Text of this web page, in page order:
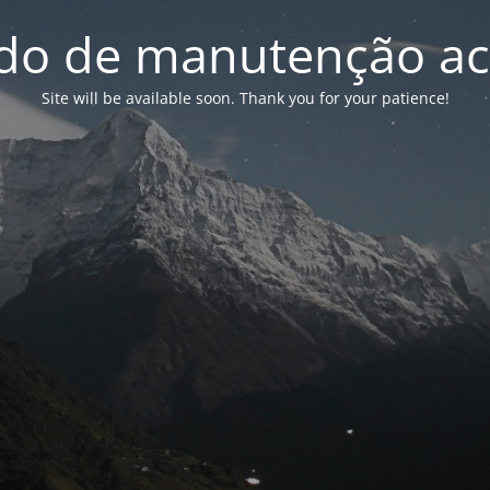
de manutenção
Site will be available soon. Thank you for your patience!